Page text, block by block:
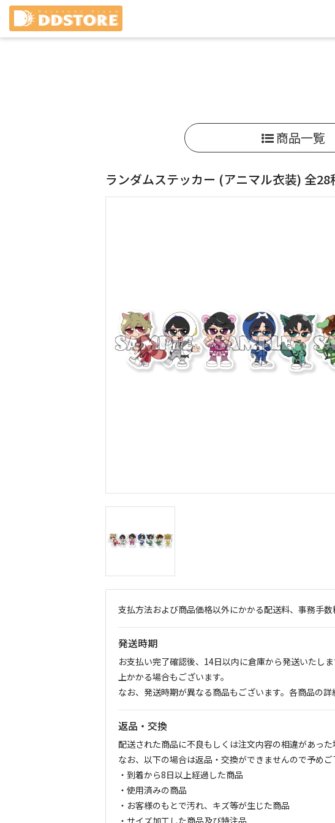
商品一覧
ランダムステッカー (アニマル衣装) 全28
支払方法および商品価格以外にかかる配送料、事務手数
発送時期
お支払い完了確認後、14日以内に倉庫から発送いたし
上かかる場合もございます。
なお、発送時期が異なる商品もございます。各商品の
返品・交換
配送された商品に不良もしくは注文内容の相違があっ
なお、以下の場合は返品・交換ができませんので予めご
・到着から8日以上経過した商品
・使用済みの商品
・お客様のもとで汚れ、キズ等が生じた商品
・サイズ加工した商品及び特注品